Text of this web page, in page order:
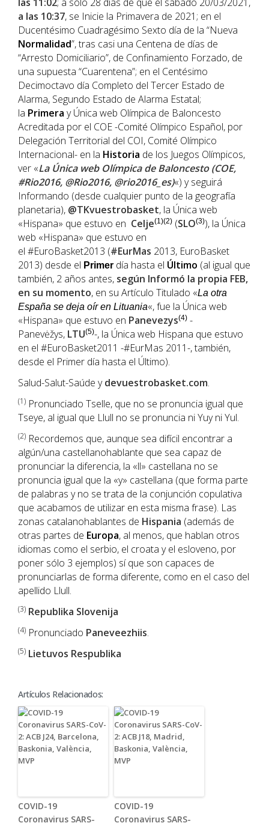
a las 10:37, se Inicie la Primavera de 2021; en el
Ducentésimo Cuadragésimo Sexto día de la “Nueva
Normalidad”, tras casi una Centena de días de
“Arresto Domiciliario”, de Confinamiento Forzado, de
una supuesta “Cuarentena”; en el Centésimo
Decimoctavo día Completo del Tercer Estado de
Alarma, Segundo Estado de Alarma Estatal;
la Primera y Única web Olímpica de Baloncesto
Acreditada por el COE -Comité Olímpico Español, por
Delegación Territorial del COI, Comité Olímpico
Internacional- en la Historia de los Juegos Olímpicos,
ver «La Única web Olímpica de Baloncesto (COE,
#Rio2016, @Rio2016, @rio2016_es)«) y seguirá
Informando (desde cualquier punto de la geografía
planetaria), @TKvuestrobasket, la Única web
«Hispana» que estuvo en Celje(1)(2) (SLO(3)), la Única
web «Hispana» que estuvo en
el #EuroBasket2013 (#EurMas 2013, EuroBasket
2013) desde el Primer día hasta el Último (al igual que
también, 2 años antes, según Informó la propia FEB,
en su momento, en su Artículo Titulado «La otra
España se deja oír en Lituania«, fue la Única web
«Hispana» que estuvo en Panevezys(4) -
Panevėžys, LTU(5)-, la Única web Hispana que estuvo
en el #EuroBasket2011 -#EurMas 2011-, también,
desde el Primer día hasta el Último).
Salud-Salut-Saúde ydevuestrobasket.com.
(1) Pronunciado Tselle, que no se pronuncia igual que
Tseye, al igual que Llull no se pronuncia ni Yuy ni Yul.
(2) Recordemos que, aunque sea difícil encontrar a
algún/una castellanohablante que sea capaz de
pronunciar la diferencia, la «ll» castellana no se
pronuncia igual que la «y» castellana (que forma parte
de palabras y no se trata de la conjunción copulativa
que acabamos de utilizar en esta misma frase). Las
zonas catalanohablantes de Hispania (además de
otras partes de Europa, al menos, que hablan otros
idiomas como el serbio, el croata y el esloveno, por
poner sólo 3 ejemplos) sí que son capaces de
pronunciarlas de forma diferente, como en el caso del
apellido Llull.
(3) Republika Slovenija
(4) Pronunciado Paneveezhiis.
(5) Lietuvos Respublika
Artículos Relacionados:
COVID-19
Coronavirus SARS-
COVID-19
Coronavirus SARS-